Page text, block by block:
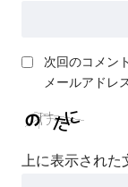
次回のコメン
メールアドレ
上に表示された